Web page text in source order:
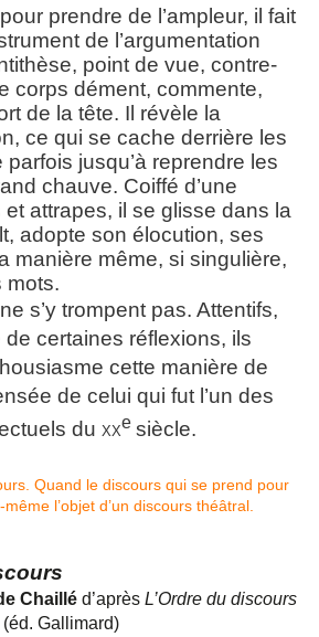
prendre de l’ampleur, il fait
de l’argumentation
point de vue, contre-
corps dément, commente,
de la tête. Il révèle la
ce qui se cache derrière les
jusqu’à reprendre les
chauve. Coiffé d’une
attrapes, il se glisse dans la
adopte son élocution, ses
manière même, si singulière,
mots.
s’y trompent pas. Attentifs,
certaines réflexions, ils
cette manière de
de celui qui fut l’un des
du xxe siècle.
Chaillé d’après L’Ordre du discours
(éd. Gallimard)